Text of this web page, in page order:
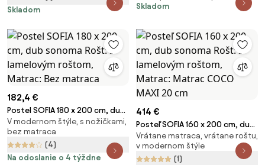
Skladom
Skladom
182,4 €
Postel SOFIA 180 x 200 cm, dub
sonoma Rošt: S lamelovým
roštom, Matrac: Bez matraca
V modernom štýle, s nožičkami,
bez matraca
(4)
Na odoslanie o 4 týždne
414 €
Posteľ SOFIA 160 x 200 cm, dub
sonoma Rošt: S lamelovým
roštom, Matrac: Matrac
COCO MAXI 20 cm
Vrátane matraca, vrátane roštu,
v modernom štýle
(1)